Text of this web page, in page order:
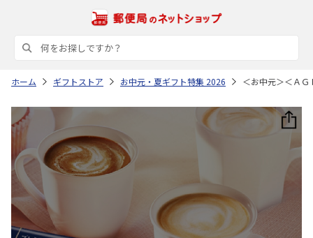
ホーム ギフトストア お中元・夏ギフト特集 2026 ＜お中元＞＜ＡＧ